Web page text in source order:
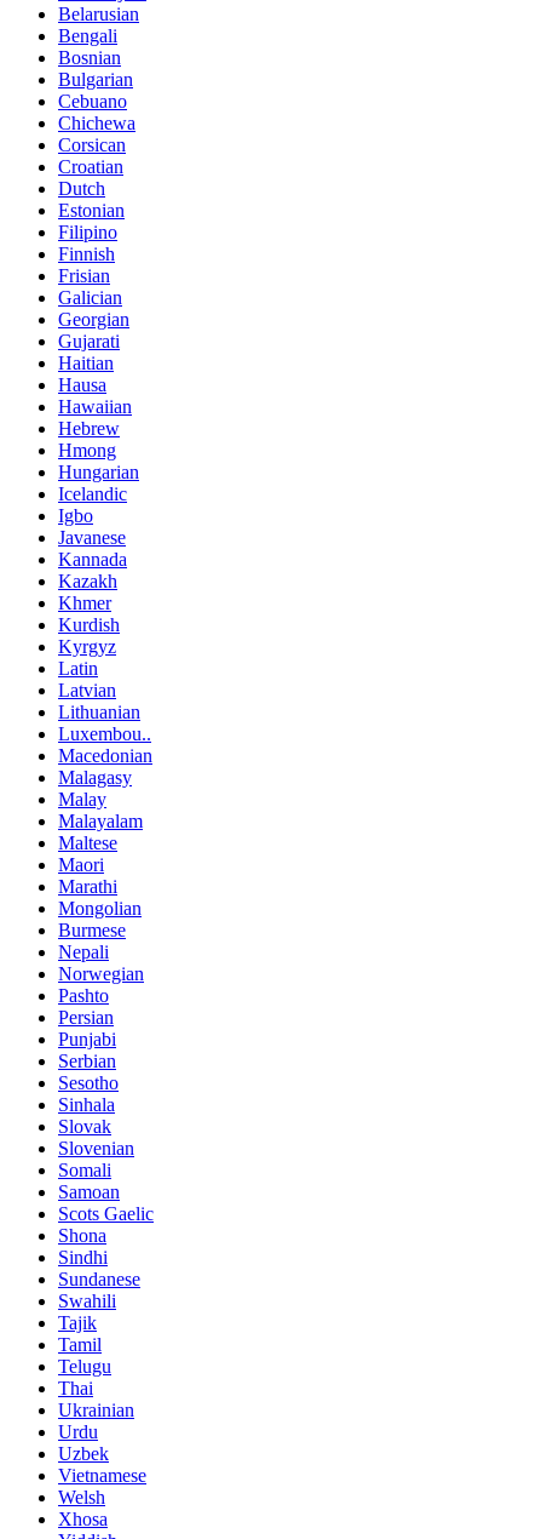
Belarusian
Bengali
Bosnian
Bulgarian
Cebuano
Chichewa
Corsican
Croatian
Dutch
Estonian
Filipino
Finnish
Frisian
Galician
Georgian
Gujarati
Haitian
Hausa
Hawaiian
Hebrew
Hmong
Hungarian
Icelandic
Igbo
Javanese
Kannada
Kazakh
Khmer
Kurdish
Kyrgyz
Latin
Latvian
Lithuanian
Luxembou..
Macedonian
Malagasy
Malay
Malayalam
Maltese
Maori
Marathi
Mongolian
Burmese
Nepali
Norwegian
Pashto
Persian
Punjabi
Serbian
Sesotho
Sinhala
Slovak
Slovenian
Somali
Samoan
Scots Gaelic
Shona
Sindhi
Sundanese
Swahili
Tajik
Tamil
Telugu
Thai
Ukrainian
Urdu
Uzbek
Vietnamese
Welsh
Xhosa